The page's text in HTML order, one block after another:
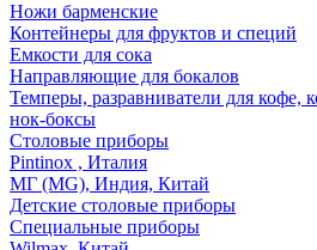
Ножи барменские
Контейнеры для фруктов и специй
Емкости для сока
Направляющие для бокалов
Темперы, разравниватели для кофе,
нок-боксы
Столовые приборы
Pintinox , Италия
МГ (MG), Индия, Китай
Детские столовые приборы
Специальные приборы